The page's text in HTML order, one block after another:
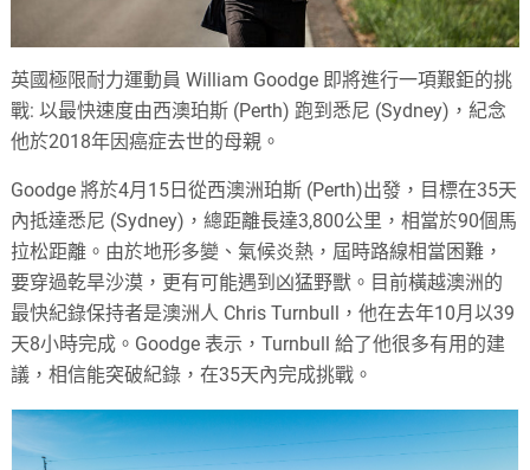
英國極限耐力運動員 William Goodge 即將進行一項艱鉅的挑
戰: 以最快速度由西澳珀斯 (Perth) 跑到悉尼 (Sydney)，紀念
他於2018年因癌症去世的母親。
Goodge 將於4月15日從西澳洲珀斯 (Perth)出發，目標在35天
內抵達悉尼 (Sydney)，總距離長達3,800公里，相當於90個馬
拉松距離。由於地形多變、氣候炎熱，屆時路線相當困難，
要穿過乾旱沙漠，更有可能遇到凶猛野獸。目前橫越澳洲的
最快紀錄保持者是澳洲人 Chris Turnbull，他在去年10月以39
天8小時完成。Goodge 表示，Turnbull 給了他很多有用的建
議，相信能突破紀錄，在35天內完成挑戰。